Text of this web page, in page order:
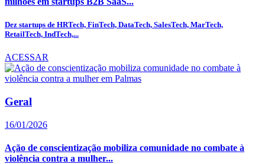
Dez startups de HRTech, FinTech, DataTech, SalesTech, MarTech,
RetailTech, IndTech,...
ACESSAR
Geral
16/01/2026
Ação de conscientização mobiliza comunidade no combate à
violência contra a mulher...